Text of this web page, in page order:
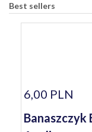
Best sellers
6,00 PLN
Banaszczyk